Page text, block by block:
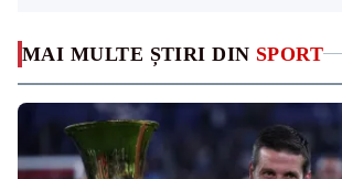
MAI MULTE ȘTIRI DIN SPORT